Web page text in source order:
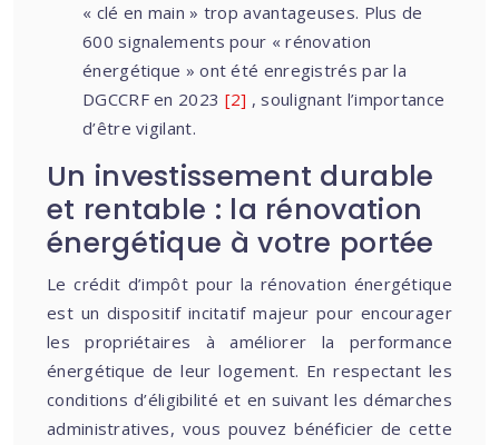
« clé en main » trop avantageuses. Plus de
600 signalements pour « rénovation
énergétique » ont été enregistrés par la
DGCCRF en 2023 [2] , soulignant l’importance
d’être vigilant.
Un investissement durable
et rentable : la rénovation
énergétique à votre portée
Le crédit d’impôt pour la rénovation énergétique
est un dispositif incitatif majeur pour encourager
les propriétaires à améliorer la performance
énergétique de leur logement. En respectant les
conditions d’éligibilité et en suivant les démarches
administratives, vous pouvez bénéficier de cette